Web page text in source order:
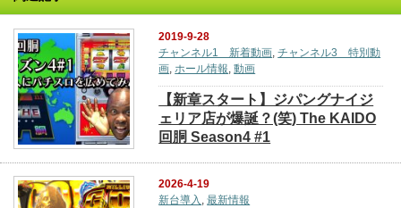
2019-9-28
チャンネル1 新着動画,チャンネル3 特別動
画,ホール情報,動画
【新章スタート】ジパングナイジ
ェリア店が爆誕？(笑) The KAIDO
回胴 Season4 #1
2026-4-19
新台導入 ,最新情報